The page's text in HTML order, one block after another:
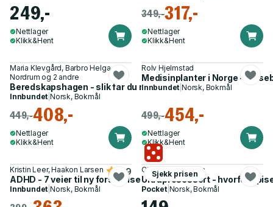
249,-
Nettlager
Klikk&Hent
349,-317,-
Nettlager
Klikk&Hent
Maria Klevgård, Barbro Helga
Nordrum og 2 andre
Beredskapshagen - slik får du mat ut av plenen
Innbundet |Norsk, Bokmål
449,-408,-
Nettlager
Klikk&Hent
Rolv Hjelmstad
Medisinplanter i Norge -
Innbundet |Norsk, Bokmål
499,-454,-
Nettlager
Klikk&Hent
Kristin Leer, Haakon Larsen
ADHD - 7 veier til ny forståelse
4.9
Innbundet |Norsk, Bokmål
Sjekk prisen
Chris van Tulleken
Ultraprosessert - hvorfor
Pocket| Norsk, Bokmål